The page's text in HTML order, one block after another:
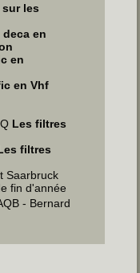
les
deca en
en
en Vhf
Les filtres
filtres
Saarbruck
fin d'année
- Bernard